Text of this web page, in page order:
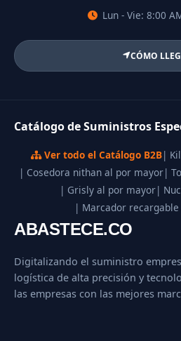
Lun - Vie: 8:00
CÓMO
Catálogo de Suministros
Ver todo el Catálogo B2B|
| Cosedora nithan al por mayor|
| Grisly al por mayor|
| Marcador
ABASTECE.CO
Digitalizando el suministro
logística de alta precisión y
las empresas con las mejores